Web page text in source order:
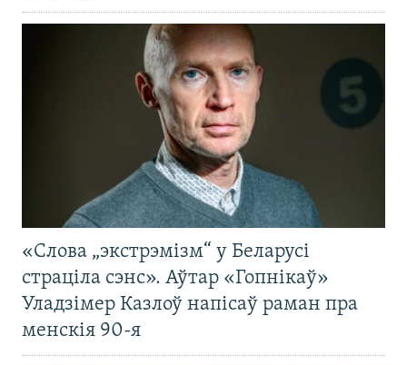
«Слова „экстрэмізм“ у Беларусі
страціла сэнс». Аўтар «Гопнікаў»
Уладзімер Казлоў напісаў раман пра
менскія 90-я